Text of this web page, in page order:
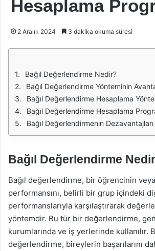
Hesaplama
2 Aralık 2024 3 dakika okuma süresi
Bağıl Değerlendirme Nedir?
Bağıl Değerlendirme Yönteminin
Bağıl Değerlendirme Hesaplama
Bağıl Değerlendirme Hesaplama
Bağıl Değerlendirmenin Dezavantajları
Bağıl Değerlendirme
Bağıl değerlendirme, bir öğrencinin veya
performansını, belirli bir grup içindeki
performanslarıyla karşılaştırarak
yöntemdir. Bu tür bir değerlendirme,
kurumlarında ve iş yerlerinde kullanılır.
değerlendirme, bireylerin başarılarını